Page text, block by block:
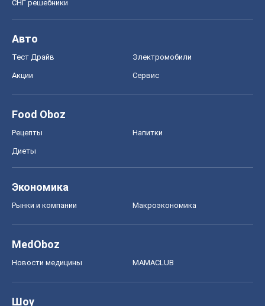
СНГ решебники
Авто
Тест Драйв Электромобили
Акции Сервис
Food Oboz
Рецепты Напитки
Диеты
Экономика
Рынки и компании Mакроэкономика
MedOboz
Новости медицины MAMACLUB
Шоу